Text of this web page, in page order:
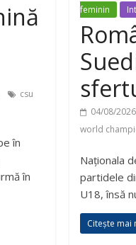
csu
în
în
feminin
04/08/2026
world
Naționala
partidele
U18, însă
Citește mai